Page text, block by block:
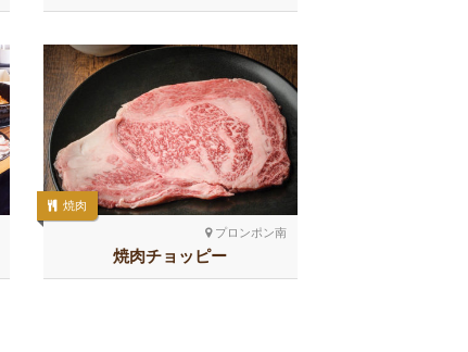
プロンポン南
焼肉
焼肉チョッピー